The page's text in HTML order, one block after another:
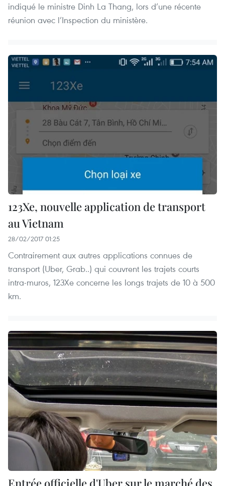
indiqué le ministre Dinh La Thang, lors d’une récente
réunion avec l’Inspection du ministère.
123Xe, nouvelle application de transport
au Vietnam
28/02/2017 01:25
Contrairement aux autres applications connues de
transport (Uber, Grab..) qui couvrent les trajets courts
intra-muros, 123Xe concerne les longs trajets de 10 à 500
km.
Entrée officielle d'Uber sur le marché des